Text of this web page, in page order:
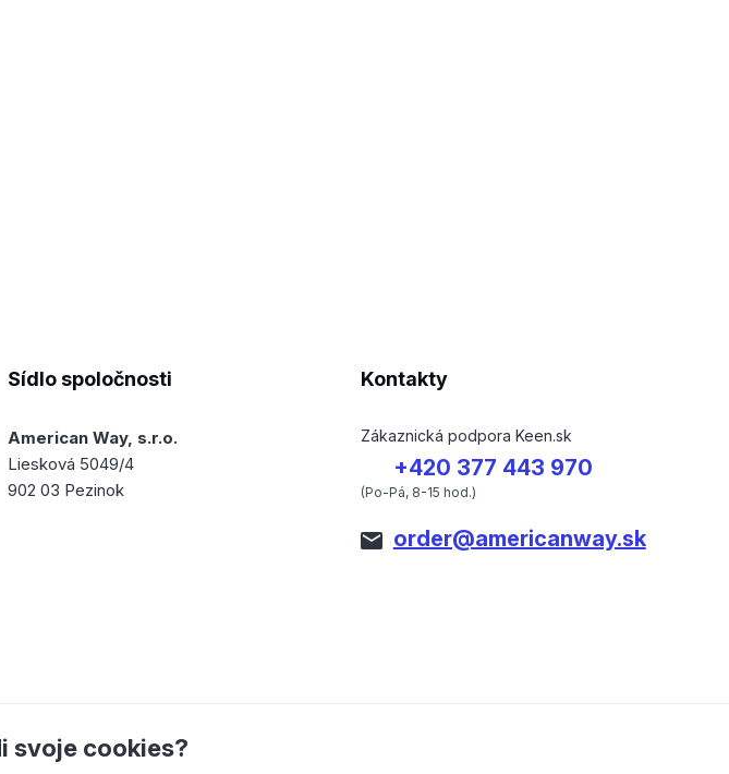
Sídlo spoločnosti
American Way, s.r.o.
Liesková 5049/4
902 03 Pezinok
Kontakty
Zákaznická podpora Keen.sk
+420 377 443 970
(Po-Pá, 8-15 hod.)
order@americanway.sk
svoje cookies?